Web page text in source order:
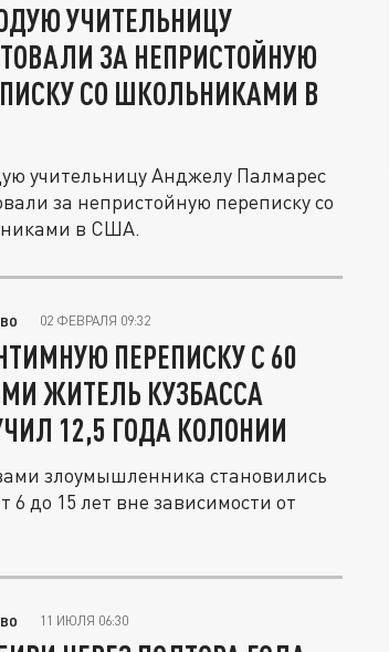
УЧИТЕЛЬНИЦУ
ЗА НЕПРИСТОЙНУЮ
СО ШКОЛЬНИКАМИ В
учительницу Анджелу Палмарес
за непристойную переписку со
в США.
02 ФЕВРАЛЯ 09:32
ПЕРЕПИСКУ С 60
ЖИТЕЛЬ КУЗБАССА
12,5 ГОДА КОЛОНИИ
злоумышленника становились
6 до 15 лет вне зависимости от
11 ИЮЛЯ 06:30